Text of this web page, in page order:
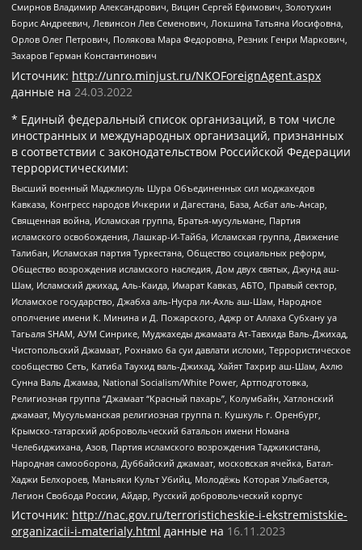
Смирнов Владимир Александрович, Вицин Сергей Ефимович, Золотухин
Борис Андреевич, Левинсон Лев Семенович, Локшина Татьяна Иосифовна,
Орлов Олег Петрович, Полякова Мара Федоровна, Резник Генри Маркович,
Захаров Герман Константинович
Источник: http://unro.minjust.ru/NKOForeignAgent.aspx
данные на 24.03.2022
* Единый федеральный список организаций, в том числе
иностранных и международных организаций, признанных
в соответствии с законодательством Российской Федерации
террористическими:
Высший военный Маджлисуль Шура Объединенных сил моджахедов
Кавказа, Конгресс народов Ичкерии и Дагестана, База, Асбат аль-Ансар,
Священная война, Исламская группа, Братья-мусульмане, Партия
исламского освобождения, Лашкар-И-Тайба, Исламская группа, Движение
Талибан, Исламская партия Туркестана, Общество социальных реформ,
Общество возрождения исламского наследия, Дом двух святых, Джунд аш-
Шам, Исламский джихад, Аль-Каида, Имарат Кавказ, АБТО, Правый сектор,
Исламское государство, Джабха аль-Нусра ли-Ахль аш-Шам, Народное
ополчение имени К. Минина и Д. Пожарского, Аджр от Аллаха Субхану уа
Тагьаля SHAM, АУМ Синрике, Муджахеды джамаата Ат-Тавхида Валь-Джихад,
Чистопольский Джамаат, Рохнамо ба суи давлати исломи, Террористическое
сообщество Сеть, Катиба Таухид валь-Джихад, Хайят Тахрир аш-Шам, Ахлю
Сунна Валь Джамаа, National Socialism/White Power, Артподготовка,
Религиозная группа “Джамаат “Красный пахарь”, Колумбайн, Хатлонский
джамаат, Мусульманская религиозная группа п. Кушкуль г. Оренбург,
Крымско-татарский добровольческий батальон имени Номана
Челебиджихана, Азов, Партия исламского возрождения Таджикистана,
Народная самооборона, Дуббайский джамаат, московская ячейка, Батал-
Хаджи Белхороев, Маньяки Культ Убийц, Молодёжь Которая Улыбается,
Легион Свобода России, Айдар, Русский добровольческий корпус
Источник: http://nac.gov.ru/terroristicheskie-i-ekstremistskie-
organizacii-i-materialy.html данные на 16.11.2023